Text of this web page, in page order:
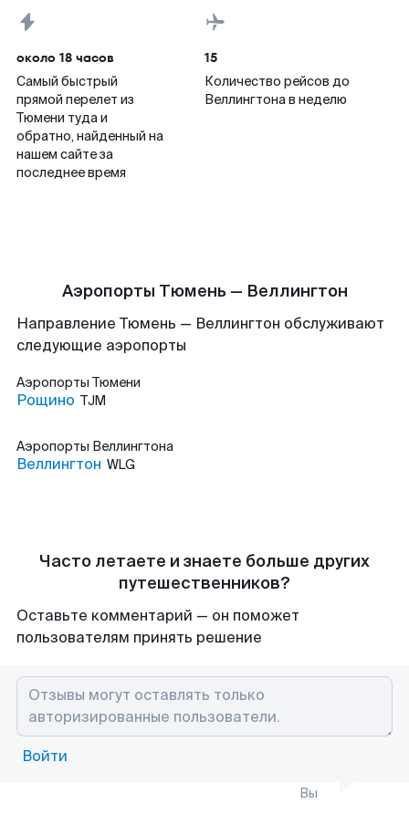
около 18 часов
Самый быстрый
прямой перелет из
Тюмени туда и
обратно, найденный на
нашем сайте за
последнее время
15
Количество рейсов до
Веллингтона в неделю
Аэропорты Тюмень — Веллингтон
Направление Тюмень — Веллингтон обслуживают
следующие аэропорты
Аэропорты Тюмени
Рощино TJM
Аэропорты Веллингтона
Веллингтон WLG
Часто летаете и знаете больше других
путешественников?
Оставьте комментарий — он поможет
пользователям принять решение
Войти
Вы